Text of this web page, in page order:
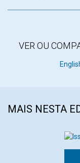
VER OU
MAIS NESTA